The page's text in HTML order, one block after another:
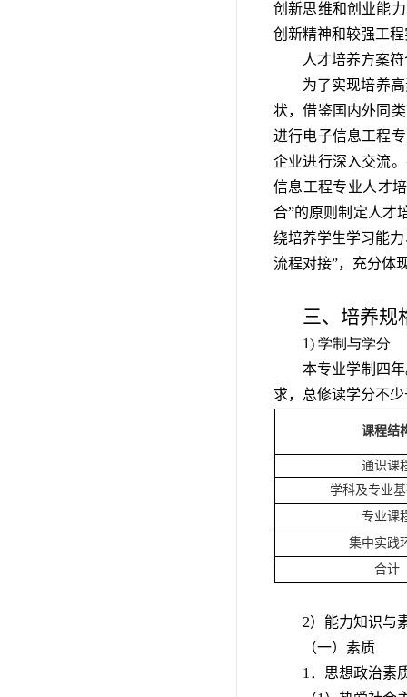
创新思维和创业能
创新精神和较强工
人才培养方案
为了实现培养
状，借鉴国内外同
进行电子信息工程
企业进行深入交流
信息工程专业人才
合”的原则制定人才
绕培养学生学习能
流程对接”，充分体
三、培养规
1) 学制与学分
本专业学制四
求，总修读学分不
课程结
通识课
学科及专业
专业课
集中实践
合计
2）能力知识与
（一）素质
1．思想政治素